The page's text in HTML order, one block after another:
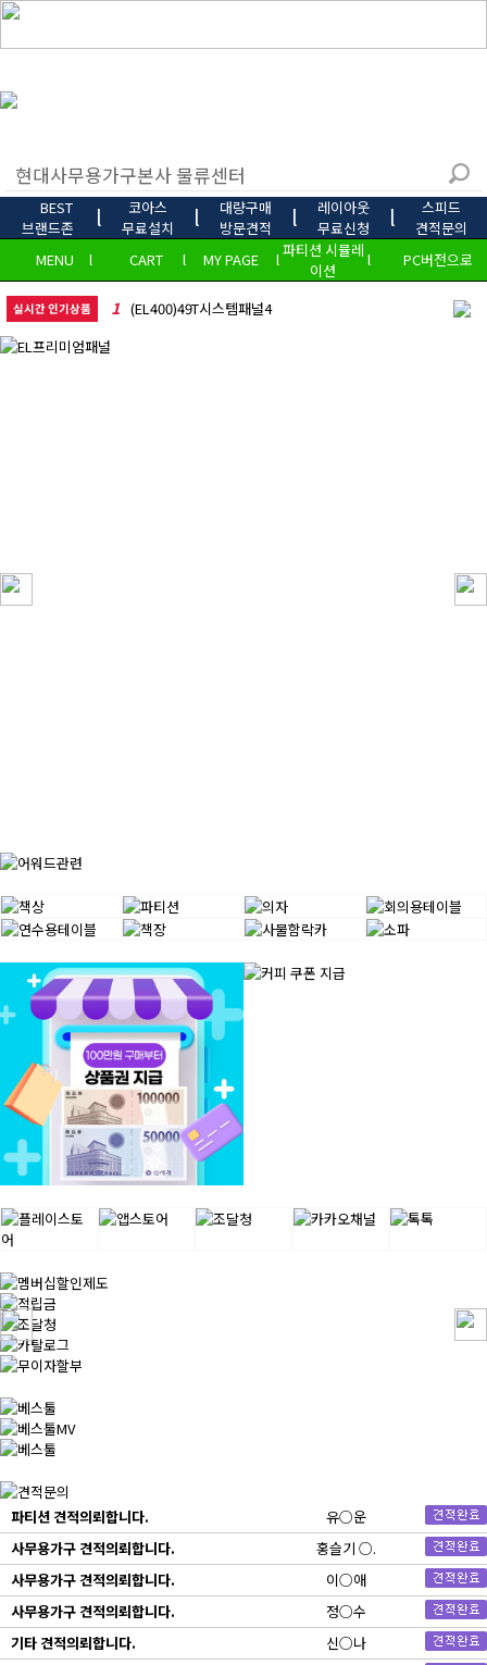
BEST
브랜드존
l
코아스
무료설치
l
대량구매
방문견적
l
레이아웃
무료신청
l
스피드
견적문의
MENU
l CART l MY PAGE l파티션 시뮬레
이션
l PC버전으로
실시간 인기상품 1 (EL400)49T시스템패널4
파티션 견적의뢰합니다.
유○운
사무용가구 견적의뢰합니다.
홍슬기 ○.
사무용가구 견적의뢰합니다.
이○애
사무용가구 견적의뢰합니다.
정○수
기타 견적의뢰합니다.
신○나